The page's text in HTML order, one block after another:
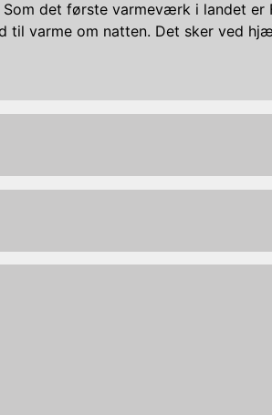
det første varmeværk i landet er
til varme om natten. Det sker ved